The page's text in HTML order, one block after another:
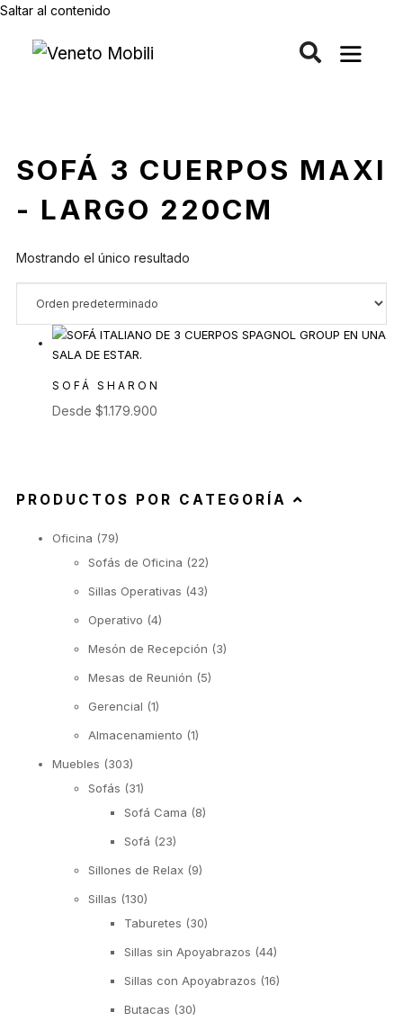
Saltar al contenido
SOFÁ 3 CUERPOS MAXI
- LARGO 220CM
Mostrando el único resultado
SOFÁ SHARON
Desde $1.179.900
PRODUCTOS POR CATEGORÍA
Oficina (79)
Sofás de Oficina (22)
Sillas Operativas (43)
Operativo (4)
Mesón de Recepción (3)
Mesas de Reunión (5)
Gerencial (1)
Almacenamiento (1)
Muebles (303)
Sofás (31)
Sofá Cama (8)
Sofá (23)
Sillones de Relax (9)
Sillas (130)
Taburetes (30)
Sillas sin Apoyabrazos (44)
Sillas con Apoyabrazos (16)
Butacas (30)